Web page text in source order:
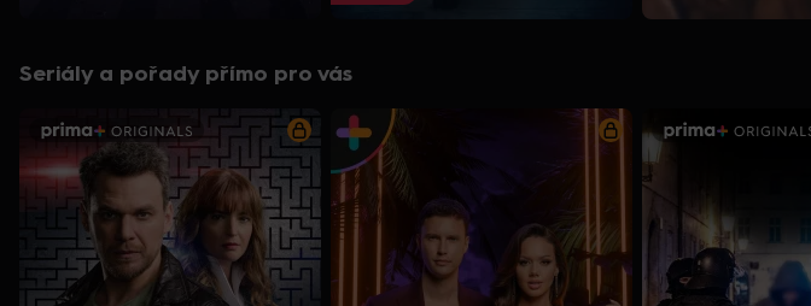
Seriály a pořady přímo pro vás